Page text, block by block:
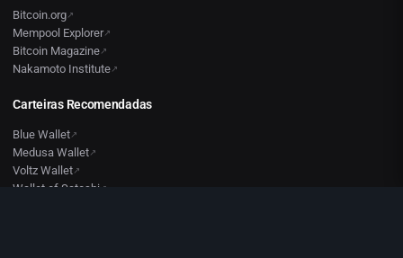
Bitcoin.org
Mempool Explorer
Bitcoin Magazine
Nakamoto Institute
Carteiras Recomendadas
Blue Wallet
Medusa Wallet
Voltz Wallet
Wallet of Satoshi